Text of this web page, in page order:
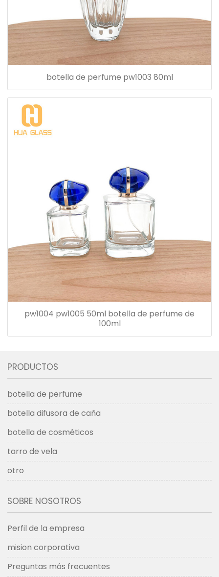
botella de perfume pw1003 80ml
pw1004 pw1005 50ml botella de perfume de
100ml
PRODUCTOS
botella de perfume
botella difusora de caña
botella de cosméticos
tarro de vela
otro
SOBRE NOSOTROS
Perfil de la empresa
mision corporativa
Preguntas más frecuentes